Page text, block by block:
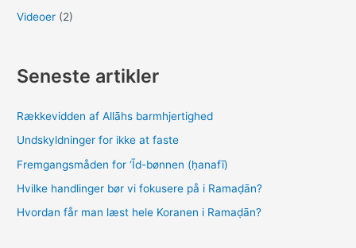
Videoer (2)
Seneste artikler
Rækkevidden af Allāhs barmhjertighed
Undskyldninger for ikke at faste
Fremgangsmåden for ‘Īd-bønnen (ḥanafī)
Hvilke handlinger bør vi fokusere på i Ramaḍān?
Hvordan får man læst hele Koranen i Ramaḍān?